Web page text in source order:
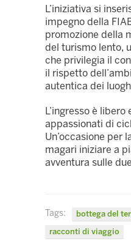
L’iniziativa si
impegno della
promozione della
del turismo lento,
che privilegia il
il rispetto
autentica dei
L’ingresso è
appassionati di
Un’occasione per
magari iniziare a
avventura sulle
Tags: bottega del
racconti di viaggio